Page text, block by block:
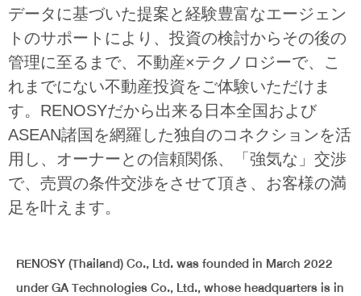
データに基づいた提案と経験豊富なエージェン
トのサポートにより、投資の検討からその後の
管理に至るまで、不動産×テクノロジーで、こ
れまでにない不動産投資をご体験いただけま
す。RENOSYだから出来る日本全国および
ASEAN諸国を網羅した独自のコネクションを活
用し、オーナーとの信頼関係、「強気な」交渉
で、売買の条件交渉をさせて頂き、お客様の満
足を叶えます。
RENOSY (Thailand) Co., Ltd. was founded in March 2022
under GA Technologies Co., Ltd., whose headquarters is in